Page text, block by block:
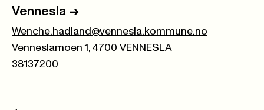
Vennesla ->
Wenche.hadland@vennesla.kommune.no
Venneslamoen 1, 4700 VENNESLA
38137200